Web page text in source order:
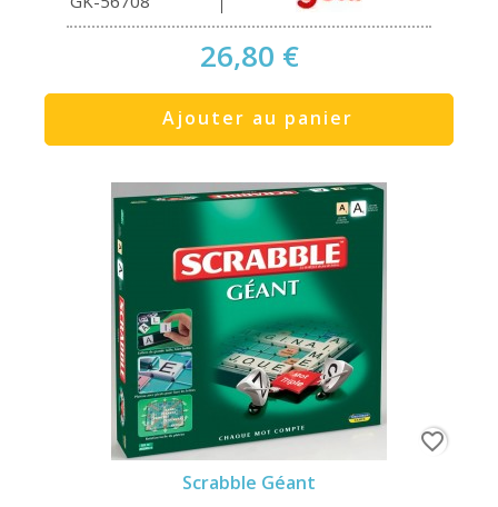
26,80 €
Ajouter au panier
Scrabble Géant
favorite_border